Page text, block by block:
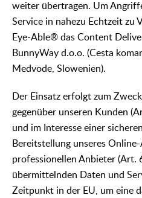
weiter übertragen. Um
Service in nahezu Echtzeit zu
Eye-Able® das Content
BunnyWay d.o.o. (Cesta
Medvode, Slowenien).
Der Einsatz erfolgt zum
gegenüber unseren Kunden
und im Interesse einer
Bereitstellung unseres
professionellen Anbieter (Art.
übermittelnden Daten und
Zeitpunkt in der EU, um eine